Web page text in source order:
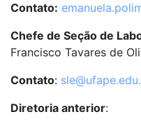
Contato:
Chefe de Seção de
Francisco Tavares de
Contato:
Diretoria anterior: